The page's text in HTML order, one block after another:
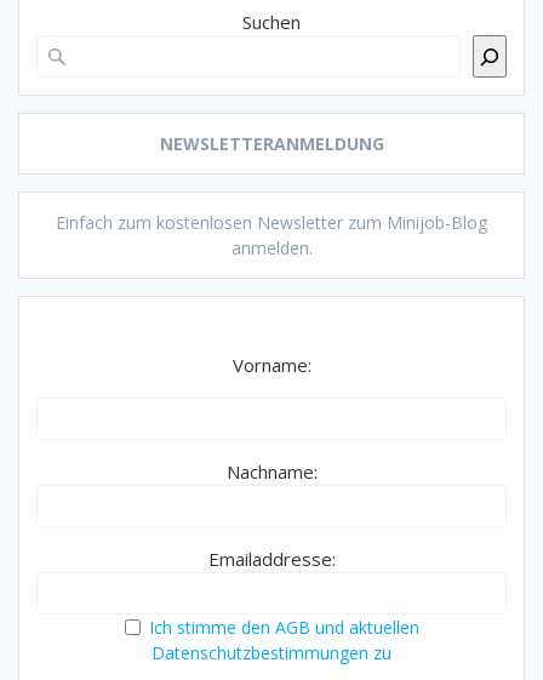
Suchen
NEWSLETTERANMELDUNG
Einfach zum kostenlosen Newsletter zum Minijob-Blog
anmelden.
Vorname:
Nachname:
Emailaddresse:
Ich stimme den AGB und aktuellen
Datenschutzbestimmungen zu